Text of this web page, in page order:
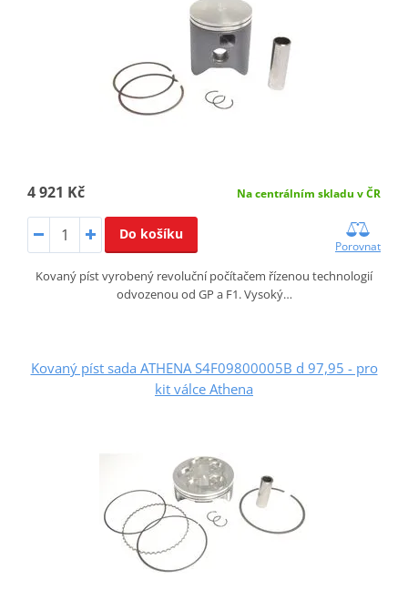
4 921 Kč Na centrálním skladu v ČR
Do košíku
Porovnat
Kovaný píst vyrobený revoluční počítačem řízenou technologií
odvozenou od GP a F1. Vysoký…
Kovaný píst sada ATHENA S4F09800005B d 97,95 - pro
kit válce Athena